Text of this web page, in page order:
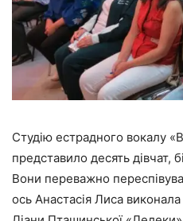
Студію естрадного вокалу
представило десять дівчат,
Вони переважно
ось Анастасія Лиса